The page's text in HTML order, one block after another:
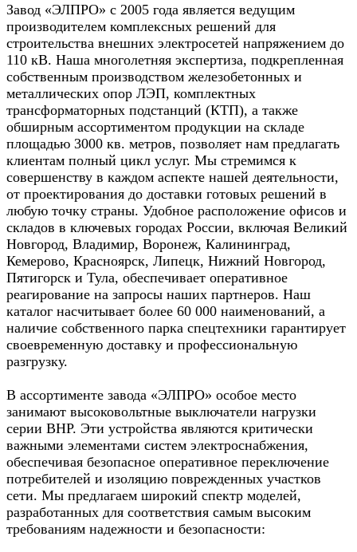
Завод «ЭЛПРО» с 2005 года является ведущим
производителем комплексных решений для
строительства внешних электросетей напряжением до
110 кВ. Наша многолетняя экспертиза, подкрепленная
собственным производством железобетонных и
металлических опор ЛЭП, комплектных
трансформаторных подстанций (КТП), а также
обширным ассортиментом продукции на складе
площадью 3000 кв. метров, позволяет нам предлагать
клиентам полный цикл услуг. Мы стремимся к
совершенству в каждом аспекте нашей деятельности,
от проектирования до доставки готовых решений в
любую точку страны. Удобное расположение офисов и
складов в ключевых городах России, включая Великий
Новгород, Владимир, Воронеж, Калининград,
Кемерово, Красноярск, Липецк, Нижний Новгород,
Пятигорск и Тула, обеспечивает оперативное
реагирование на запросы наших партнеров. Наш
каталог насчитывает более 60 000 наименований, а
наличие собственного парка спецтехники гарантирует
своевременную доставку и профессиональную
разгрузку.
В ассортименте завода «ЭЛПРО» особое место
занимают высоковольтные выключатели нагрузки
серии ВНР. Эти устройства являются критически
важными элементами систем электроснабжения,
обеспечивая безопасное оперативное переключение
потребителей и изоляцию поврежденных участков
сети. Мы предлагаем широкий спектр моделей,
разработанных для соответствия самым высоким
требованиям надежности и безопасности: